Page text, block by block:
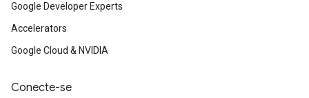
Google Developer Experts
Accelerators
Google Cloud & NVIDIA
Conecte-se